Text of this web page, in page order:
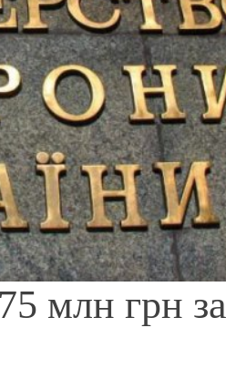
млн грн за